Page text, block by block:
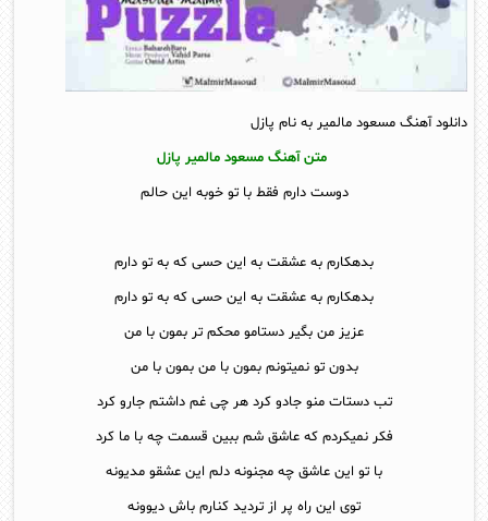
دانلود آهنگ مسعود مالمیر به نام پازل
متن آهنگ مسعود مالمیر پازل
دوست دارم فقط با تو خوبه این حالم
بدهکارم به عشقت به این حسی که به تو دارم
بدهکارم به عشقت به این حسی که به تو دارم
عزیز من بگیر دستامو محکم تر بمون با من
بدون تو نمیتونم بمون با من بمون با من
تب دستات منو جادو کرد هر چی غم داشتم جارو کرد
فکر نمیکردم که عاشق شم ببین قسمت چه با ما کرد
با تو این عاشق چه مجنونه دلم این عشقو مدیونه
توی این راه پر از تردید کنارم باش دیوونه